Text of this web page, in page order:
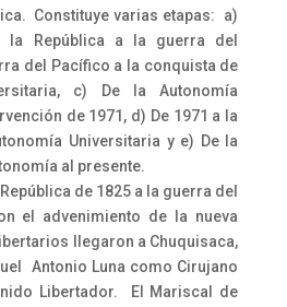
Constituye varias etapas: a)
República a la guerra del
del Pacífico a la conquista de
c) De la Autonomía
de 1971, d) De 1971 a la
Universitaria y e) De la
al presente.
de 1825 a la guerra del
el advenimiento de la nueva
llegaron a Chuquisaca,
Antonio Luna como Cirujano
Libertador. El Mariscal de